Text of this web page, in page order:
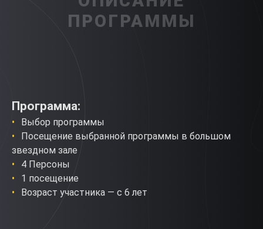
ПРОГРАММЫ
Программа:
Выбор программы
Посещение выбранной программы в большом
звездном зале
4 Персоны
1 посещение
Возраст участника — с 6 лет